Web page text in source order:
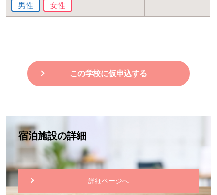
男性
女性
この学校に仮申込する
宿泊施設の詳細
詳細ページへ